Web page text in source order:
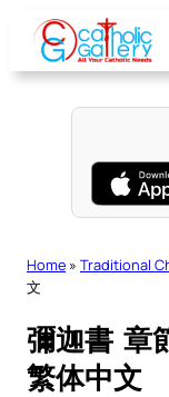
content
Home » Traditional
文
彌迦書 章
繁体中文